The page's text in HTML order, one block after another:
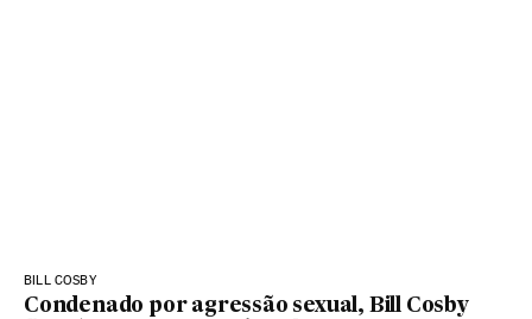
BILL COSBY
Condenado por agressão sexual, Bill Cosby